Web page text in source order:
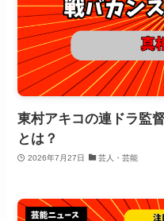
東村アキコの連ドラ監
とは？
2026年7月27日 芸人・芸能